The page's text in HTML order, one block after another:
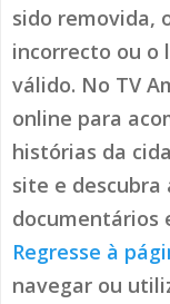
sido removida,
incorrecto ou o
válido. No TV
online para
histórias da
site e descubra
documentários
Regresse à
navegar ou